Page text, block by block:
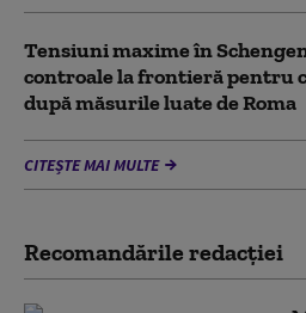
Tensiuni maxime în
controale la frontieră pentru
după măsurile luate de Roma
CITEȘTE MAI MULTE
Recomandările redacţiei